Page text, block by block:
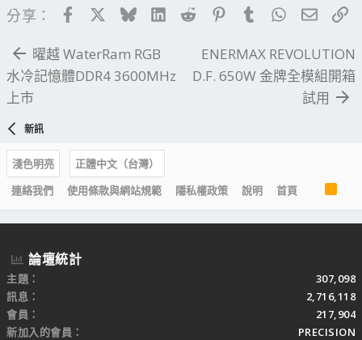
分享： FacebookBlueskyLinkedIn
Reddit PinterestTumblrWhatsApp
電子
曜越 WaterRam RGB
水冷記憶體DDR4 3600MHz
上市
ENERMAX REVOLUTION
D.F. 650W 金牌全模組開箱
試用
新訊
淺色明亮
正體中文（台灣）
連絡我們
使用條款與網站規範 隱私權政策 說明 首頁
R
S
S
論壇統計
主題
307,098
訊息
2,716,118
會員
217,904
新加入的會員
PRECISION